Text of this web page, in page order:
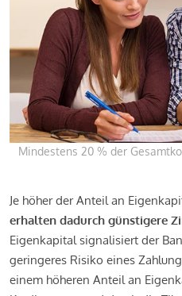
Mindestens 20 % der
Je höher der Anteil an
erhalten dadurch günstigere
Eigenkapital signalisiert der
geringeres Risiko eines
einem höheren Anteil an